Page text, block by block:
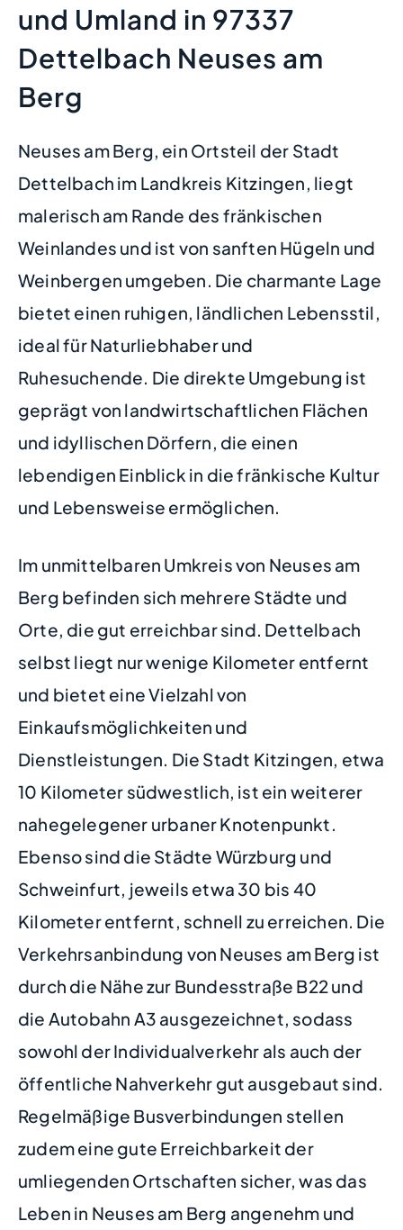
und Umland in 97337
Dettelbach Neuses am
Berg
Neuses am Berg, ein Ortsteil der Stadt
Dettelbach im Landkreis Kitzingen, liegt
malerisch am Rande des fränkischen
Weinlandes und ist von sanften Hügeln und
Weinbergen umgeben. Die charmante Lage
bietet einen ruhigen, ländlichen Lebensstil,
ideal für Naturliebhaber und
Ruhesuchende. Die direkte Umgebung ist
geprägt von landwirtschaftlichen Flächen
und idyllischen Dörfern, die einen
lebendigen Einblick in die fränkische Kultur
und Lebensweise ermöglichen.
Im unmittelbaren Umkreis von Neuses am
Berg befinden sich mehrere Städte und
Orte, die gut erreichbar sind. Dettelbach
selbst liegt nur wenige Kilometer entfernt
und bietet eine Vielzahl von
Einkaufsmöglichkeiten und
Dienstleistungen. Die Stadt Kitzingen, etwa
10 Kilometer südwestlich, ist ein weiterer
nahegelegener urbaner Knotenpunkt.
Ebenso sind die Städte Würzburg und
Schweinfurt, jeweils etwa 30 bis 40
Kilometer entfernt, schnell zu erreichen. Die
Verkehrsanbindung von Neuses am Berg ist
durch die Nähe zur Bundesstraße B22 und
die Autobahn A3 ausgezeichnet, sodass
sowohl der Individualverkehr als auch der
öffentliche Nahverkehr gut ausgebaut sind.
Regelmäßige Busverbindungen stellen
zudem eine gute Erreichbarkeit der
umliegenden Ortschaften sicher, was das
Leben in Neuses am Berg angenehm und